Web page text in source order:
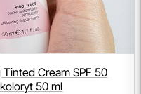
Cream SPF 50
50 ml